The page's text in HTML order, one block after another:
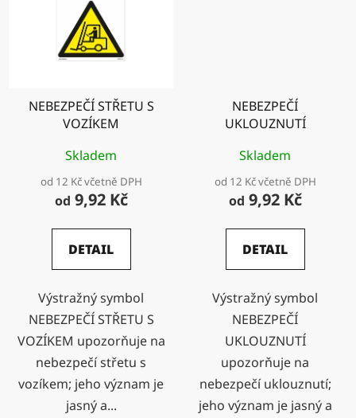
NEBEZPEČÍ STŘETU S
VOZÍKEM
Skladem
od 12 Kč včetně DPH
od 9,92 Kč
DETAIL
Výstražný symbol
NEBEZPEČÍ STŘETU S
VOZÍKEM upozorňuje na
nebezpečí střetu s
vozíkem; jeho význam je
jasný a...
NEBEZPEČÍ
UKLOUZNUTÍ
Skladem
od 12 Kč včetně DPH
od 9,92 Kč
DETAIL
Výstražný symbol
NEBEZPEČÍ
UKLOUZNUTÍ
upozorňuje na
nebezpečí uklouznutí;
jeho význam je jasný a